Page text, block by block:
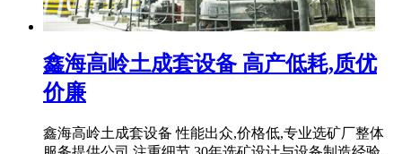
鑫海高岭土成套设备 高产低耗,质优
价廉
鑫海高岭土成套设备 性能出众,价格低,专业选矿厂整体